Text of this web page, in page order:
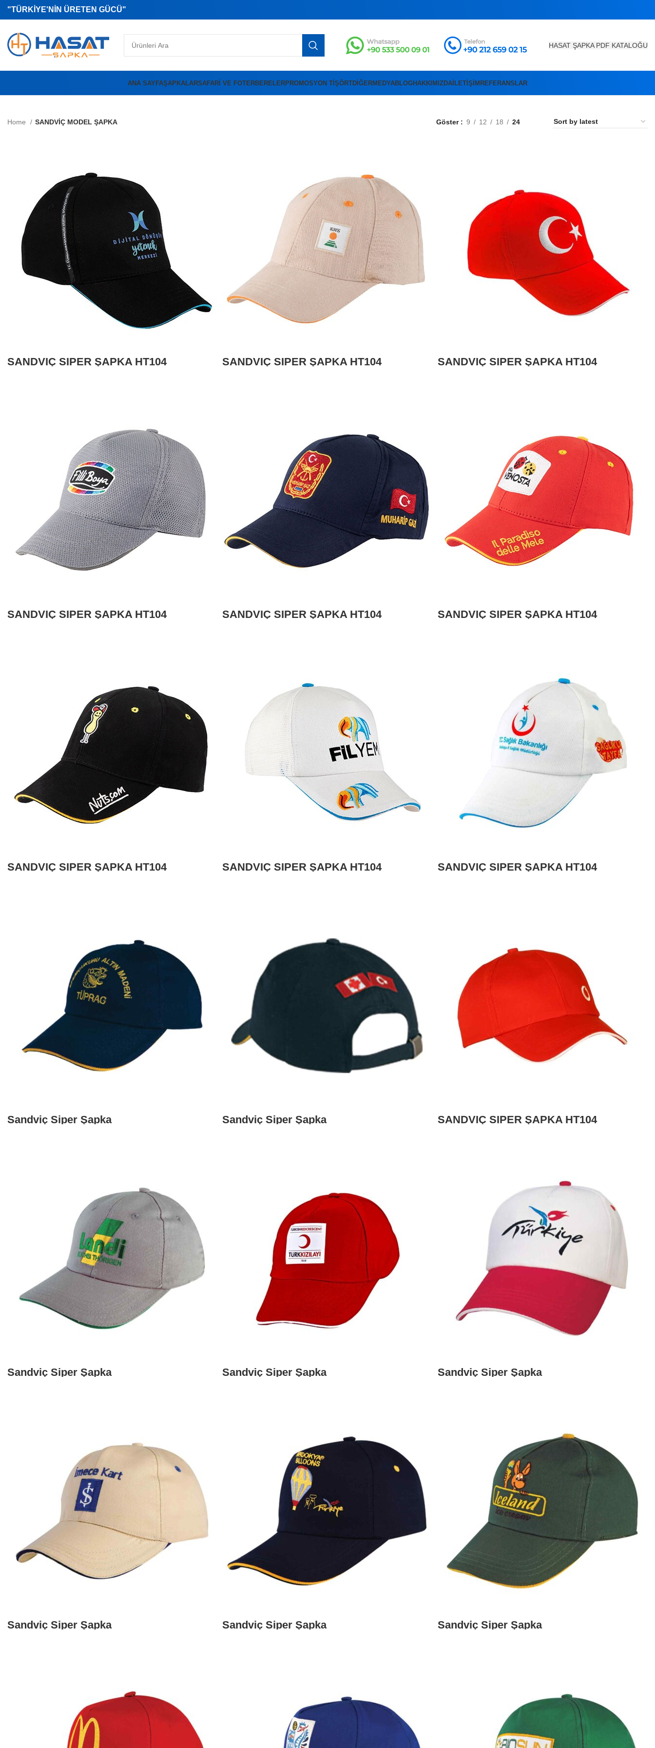
"TÜRKİYE'NİN ÜRETEN GÜCÜ"
HASAT ŞAPKA PDF KATALOĞU
ANA SAYFAŞAPKALARSAFARI VE FOTERBERELERPROMOSYON TIŞÖRTDIĞERMEDYABLOGHAKKIMIZDAİLETIŞIMREFERANSLAR
Home SANDVİÇ MODEL ŞAPKA Göster 9 12 18 24
SANDVİÇ SİPER ŞAPKA HT104 SANDVİÇ SİPER ŞAPKA HT104 SANDVİÇ SİPER ŞAPKA HT104
SANDVİÇ SİPER ŞAPKA HT104 SANDVİÇ SİPER ŞAPKA HT104 SANDVİÇ SİPER ŞAPKA HT104
SANDVİÇ SİPER ŞAPKA HT104 SANDVİÇ SİPER ŞAPKA HT104 SANDVİÇ SİPER ŞAPKA HT104
Sandviç Siper Şapka Sandviç Siper Şapka SANDVİÇ SİPER ŞAPKA HT104
Sandviç Siper Şapka Sandviç Siper Şapka Sandviç Siper Şapka
Sandviç Siper Şapka Sandviç Siper Şapka Sandviç Siper Şapka